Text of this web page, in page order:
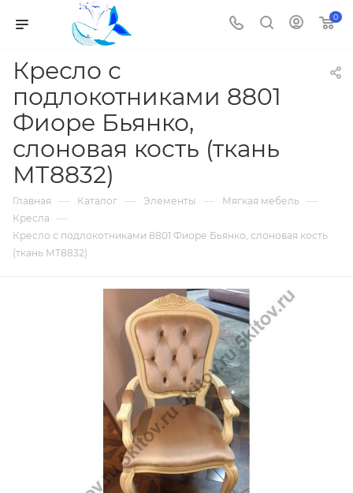
0
Кресло с
подлокотниками 8801
Фиоре Бьянко,
слоновая кость (ткань
МТ8832)
Главная — Каталог — Элементы — Мягкая мебель —
Кресла —
Кресло с подлокотниками 8801 Фиоре Бьянко, слоновая кость
(ткань МТ8832)